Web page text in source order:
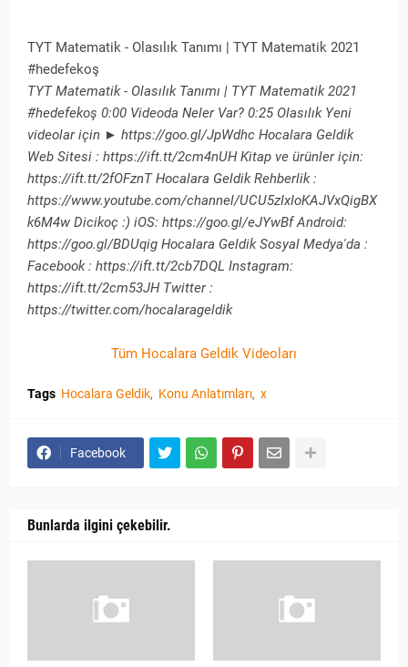
TYT Matematik - Olasılık Tanımı | TYT Matematik 2021
#hedefekoş
TYT Matematik - Olasılık Tanımı | TYT Matematik 2021
#hedefekoş 0:00 Videoda Neler Var? 0:25 Olasılık Yeni
videolar için ► https://goo.gl/JpWdhc Hocalara Geldik
Web Sitesi : https://ift.tt/2cm4nUH Kitap ve ürünler için:
https://ift.tt/2fOFznT Hocalara Geldik Rehberlik :
https://www.youtube.com/channel/UCU5zIxIoKAJVxQigBX
k6M4w Dicikoç :) iOS: https://goo.gl/eJYwBf Android:
https://goo.gl/BDUqig Hocalara Geldik Sosyal Medya'da :
Facebook : https://ift.tt/2cb7DQL Instagram:
https://ift.tt/2cm53JH Twitter :
https://twitter.com/hocalarageldik
Tüm Hocalara Geldik Videoları
Tags Hocalara Geldik Konu Anlatımları x
Facebook
Bunlarda ilgini çekebilir.